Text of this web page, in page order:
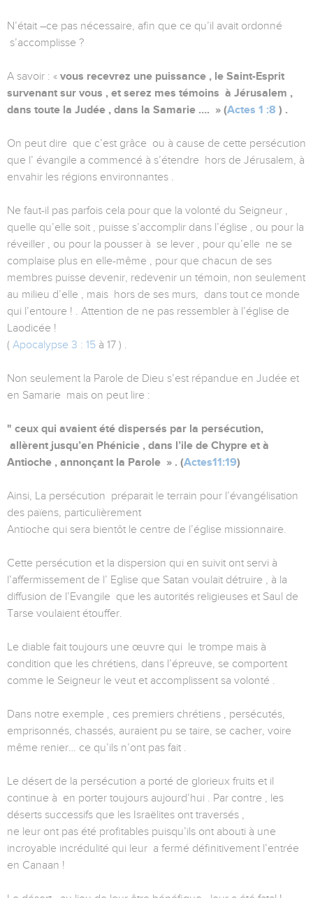
N’était –ce pas nécessaire, afin que ce qu’il avait ordonné
s’accomplisse ?
A savoir : « vous recevrez une puissance , le Saint-Esprit
survenant sur vous , et serez mes témoins à Jérusalem ,
dans toute la Judée , dans la Samarie …. » (Actes 1 :8 ) .
On peut dire que c’est grâce ou à cause de cette persécution
que l’ évangile a commencé à s’étendre hors de Jérusalem, à
envahir les régions environnantes .
Ne faut-il pas parfois cela pour que la volonté du Seigneur ,
quelle qu’elle soit , puisse s’accomplir dans l’église , ou pour la
réveiller , ou pour la pousser à se lever , pour qu’elle ne se
complaise plus en elle-même , pour que chacun de ses
membres puisse devenir, redevenir un témoin, non seulement
au milieu d’elle , mais hors de ses murs, dans tout ce monde
qui l’entoure ! . Attention de ne pas ressembler à l’église de
Laodicée !
( Apocalypse 3 : 15 à 17 ) .
Non seulement la Parole de Dieu s’est répandue en Judée et
en Samarie mais on peut lire :
" ceux qui avaient été dispersés par la persécution,
allèrent jusqu’en Phénicie , dans l’ile de Chypre et à
Antioche , annonçant la Parole » . (Actes11:19)
Ainsi, La persécution préparait le terrain pour l’évangélisation
des païens, particulièrement
Antioche qui sera bientôt le centre de l’église missionnaire.
Cette persécution et la dispersion qui en suivit ont servi à
l’affermissement de l’ Eglise que Satan voulait détruire , à la
diffusion de l’Evangile que les autorités religieuses et Saul de
Tarse voulaient étouffer.
Le diable fait toujours une œuvre qui le trompe mais à
condition que les chrétiens, dans l’épreuve, se comportent
comme le Seigneur le veut et accomplissent sa volonté .
Dans notre exemple , ces premiers chrétiens , persécutés,
emprisonnés, chassés, auraient pu se taire, se cacher, voire
même renier… ce qu’ils n’ont pas fait .
Le désert de la persécution a porté de glorieux fruits et il
continue à en porter toujours aujourd’hui . Par contre , les
déserts successifs que les Israëlites ont traversés ,
ne leur ont pas été profitables puisqu’ils ont abouti à une
incroyable incrédulité qui leur a fermé définitivement l’entrée
en Canaan !